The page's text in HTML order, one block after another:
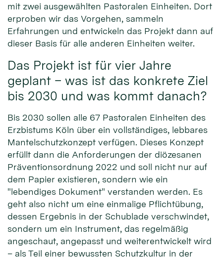
mit zwei ausgewählten Pastoralen Einheiten. Dort
erproben wir das Vorgehen, sammeln
Erfahrungen und entwickeln das Projekt dann auf
dieser Basis für alle anderen Einheiten weiter.
Das Projekt ist für vier Jahre
geplant – was ist das konkrete Ziel
bis 2030 und was kommt danach?
Bis 2030 sollen alle 67 Pastoralen Einheiten des
Erzbistums Köln über ein vollständiges, lebbares
Mantelschutzkonzept verfügen. Dieses Konzept
erfüllt dann die Anforderungen der diözesanen
Präventionsordnung 2022 und soll nicht nur auf
dem Papier existieren, sondern wie ein
"lebendiges Dokument" verstanden werden. Es
geht also nicht um eine einmalige Pflichtübung,
dessen Ergebnis in der Schublade verschwindet,
sondern um ein Instrument, das regelmäßig
angeschaut, angepasst und weiterentwickelt wird
– als Teil einer bewussten Schutzkultur in der